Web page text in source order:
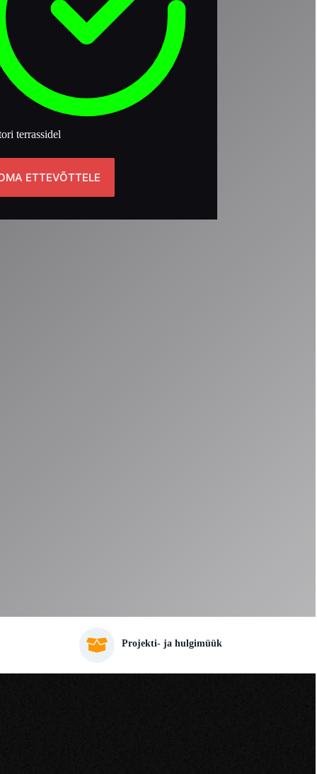
terrassidel
ETTEVÕTTELE
Projekti- ja hulgimüük